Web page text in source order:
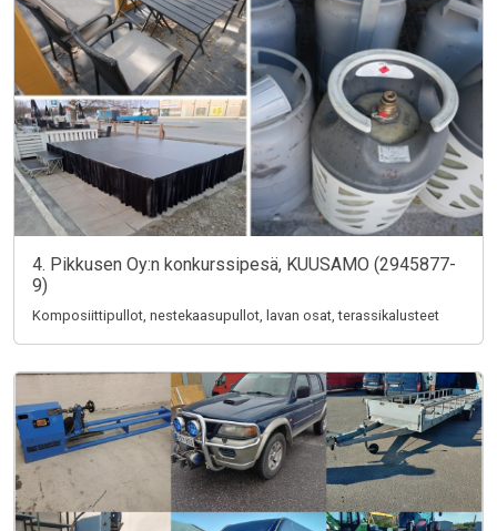
4. Pikkusen Oy:n konkurssipesä, KUUSAMO (2945877-
9)
Komposiittipullot, nestekaasupullot, lavan osat, terassikalusteet